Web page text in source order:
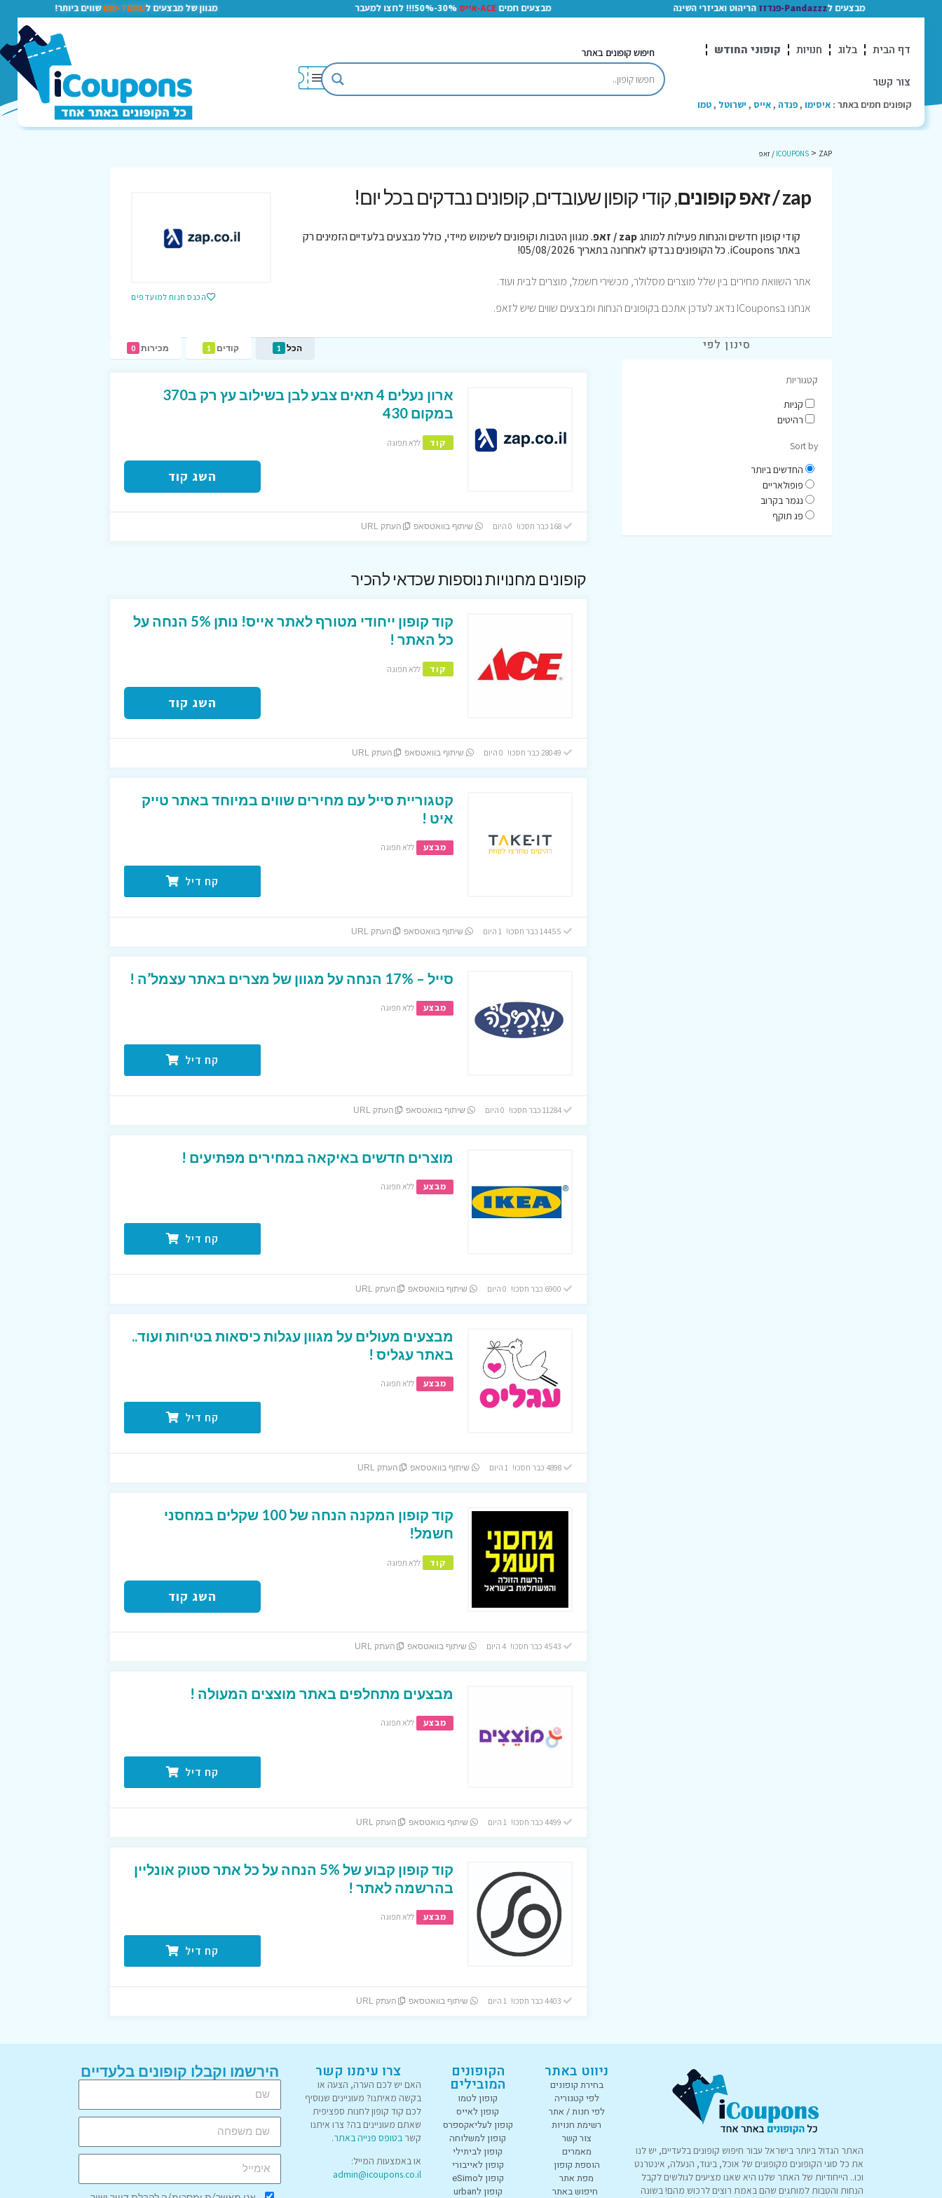
מבצעים לPandazzz-פנדזז הריהוט ואביזרי השינה מבצעים חמיםACE-אייס 30%-50%!!! לחצו למעבר מגוון של מבצעים לTEMU-טמו שווים ביותר!
דף הבית בלוג חנויות קופוני החודש
צור קשר
קופונים חמים באתר : איסימו ,פנדה ,אייס , ישרוטל ,טמו
חיפוש קופונים באתר
ICOUPONS > ZAP / זאפ
הכנס חנות למועדפים
zap / זאפ קופונים , קודי קופון שעובדים, קופונים נבדקים בכל יום!
קודי קופון חדשים והנחות פעילות למותגzap / זאפ
. מגוון הטבות וקופונים לשימוש מיידי, כולל מבצעים בלעדיים הזמינים רק
באתר iCoupons. כל הקופונים נבדקו לאחרונה בתאריך 05/08/2026!
אתר השוואת מחירים בין שלל מוצרים מסלולר, מכשירי חשמל, מוצרים לבית ועוד.
אנחנו בICoupons נדאג לעדכן אתכם בקופונים הנחות ומבצעים שווים שיש לזאפ.
הכל 1 קודים 1 מכירות 0
ארון נעלים 4 תאים צבע לבן בשילוב עץ רק ב370
במקום 430
קוד ללא תפוגה
השג קוד
168 כבר חסכו! 0 היום שיתוף בוואטסאפ העתק URL
קופונים מחנויות נוספות שכדאי להכיר
קוד קופון ייחודי מטורף לאתר אייס! נותן 5% הנחה על
כל האתר !
קוד ללא תפוגה
השג קוד
שיתוף בוואטסאפ העתק URL
קטגוריית סייל עם מחירים שווים במיוחד באתר טייק
איט !
מבצע ללא תפוגה
קח דיל
שיתוף בוואטסאפ העתק URL
סייל – 17% הנחה על מגוון של מצרים באתר עצמל’ה !
מבצע ללא תפוגה
קח דיל
11284 כבר חסכו! 0 היום שיתוף בוואטסאפ העתק URL
מוצרים חדשים באיקאה במחירים מפתיעים !
מבצע ללא תפוגה
קח דיל
שיתוף בוואטסאפ העתק URL
מבצעים מעולים על מגוון עגלות כיסאות בטיחות ועוד..
באתר עגליס !
מבצע ללא תפוגה
קח דיל
4898 כבר חסכו! 1 היום שיתוף בוואטסאפ העתק URL
קוד קופון המקנה הנחה של 100 שקלים במחסני
חשמל!
קוד ללא תפוגה
השג קוד
שיתוף בוואטסאפ העתק URL
מבצעים מתחלפים באתר מוצצים המעולה !
מבצע ללא תפוגה
קח דיל
שיתוף בוואטסאפ העתק URL
קוד קופון קבוע של 5% הנחה על כל אתר סטוק אונליין
בהרשמה לאתר !
מבצע ללא תפוגה
קח דיל
שיתוף בוואטסאפ העתק URL
סינון לפי
קטגוריות
קניות
רהיטים
Sort by
החדשים ביותר
פופולאריים
נגמר בקרוב
פג תוקף
האתר הגדול ביותר בישראל עבור חיפוש קופונים בלעדיים, יש לנו
את כל סוגי הקופונים מקופונים של אוכל, ביגוד, הנעלה, אינטרנט
וכו.. הייחודיות של האתר שלנו היא שאנו מציעים לגולשים לקבל
הנחות והטבות למותגים שהם באמת רוצים לרכוש מהם! בשונה
ניווט באתר
בחירת קופונים
לפי קטגוריה
לפי חנות / אתר
רשימת חנויות
צור קשר
מאמרים
הוספת קופון
מפת אתר
חיפוש באתר
הקופונים
המובילים
קופון לטמו
קופון לאייס
קופון לעליאקספרס
קופון למשלוחה
קופון לביתילי
קופון לאייבורי
קופון לeSimo
קופון לurban
צרו עימנו קשר
האם יש לכם הערה, הצעה או
בקשה מאיתנו? מעוניינים שנוסיף
לכם קוד קופון לחנות ספציפית
שאתם מעוניינים בה? צרו איתנו
קשר בטופס פנייה באתר.
או באמצעות המייל:
admin@icoupons.co.il
הירשמו וקבלו קופונים בלעדיים